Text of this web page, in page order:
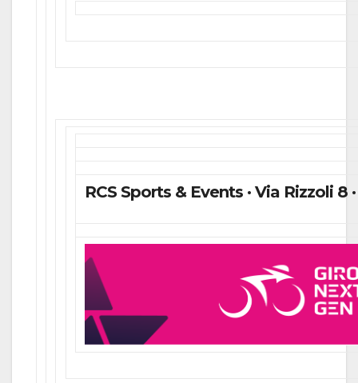
RCS Sports & Events · Via Rizzoli 8